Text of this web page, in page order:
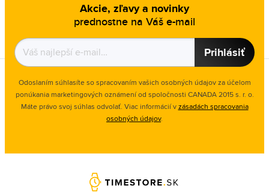
Akcie, zľavy a novinky
prednostne na Váš e-mail
Prihlásiť
Odoslaním súhlasíte so spracovaním vašich osobných údajov za účelom
ponúkania marketingových oznámení od spoločnosti CANADA 2015 s. r. o.
Máte právo svoj súhlas odvolať. Viac informácií vzásadách spracovania
osobných údajov.